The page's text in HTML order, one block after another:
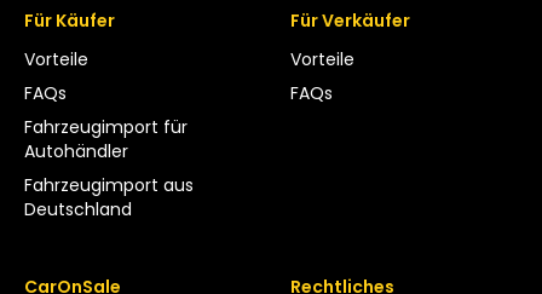
Für Käufer
Vorteile
FAQs
Fahrzeugimport für
Autohändler
Fahrzeugimport aus
Deutschland
Für Verkäufer
Vorteile
FAQs
CarOnSale Rechtliches